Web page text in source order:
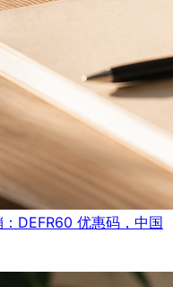
DEFR60 优惠码，中国